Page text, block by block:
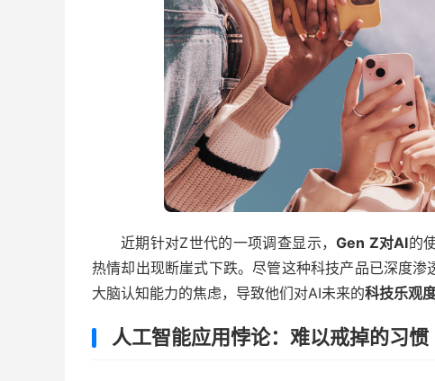
近期针对Z世代的一项调查显示，Gen Z对AI的
热情却出现断崖式下跌。尽管这种科技产品已深度
大脑认知能力的焦虑，导致他们对AI未来的科技乐观
人工智能应用悖论：难以戒掉的习惯